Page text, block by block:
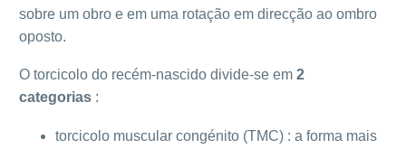
sobre um obro e em uma rotação em direcção ao ombro
oposto.
O torcicolo do recém-nascido divide-se em 2
categorias :
torcicolo muscular congénito (TMC) : a forma mais